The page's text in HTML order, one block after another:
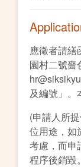
應徵者請繕
園村二號嗇
及編號」。
(申請人所
位用途，如
考慮，而申
程序後銷毀